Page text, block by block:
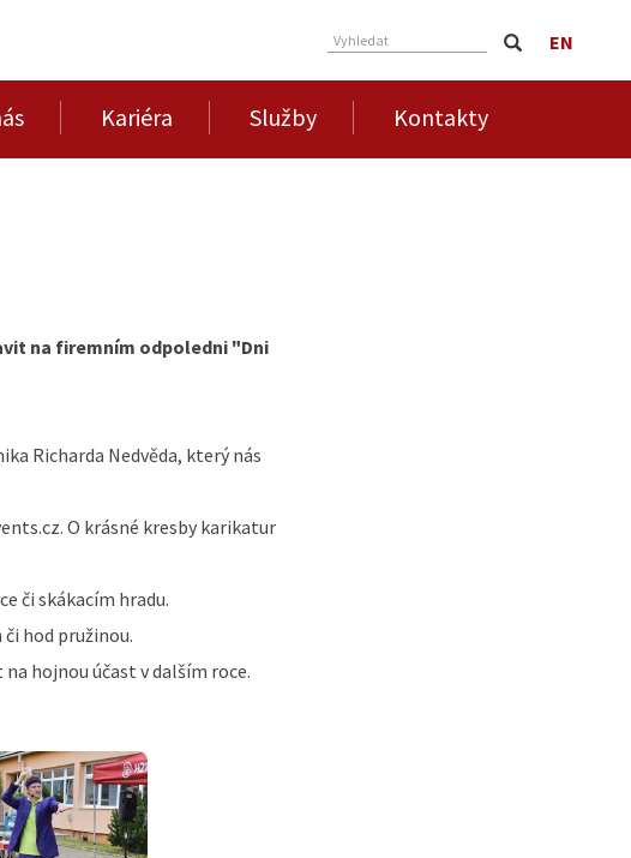
Vyhledat
EN
Kariéra Služby Kontakty
na firemním odpoledni "Dni
Richarda Nedvěda, který nás
O krásné kresby karikatur
či skákacím hradu.
hod pružinou.
hojnou účast v dalším roce.